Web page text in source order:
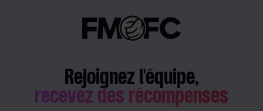
Rejoignez l'équipe,
recevez des récompenses